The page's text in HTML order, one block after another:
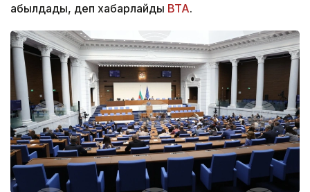
қабылдады, деп хабарлайды BTA.